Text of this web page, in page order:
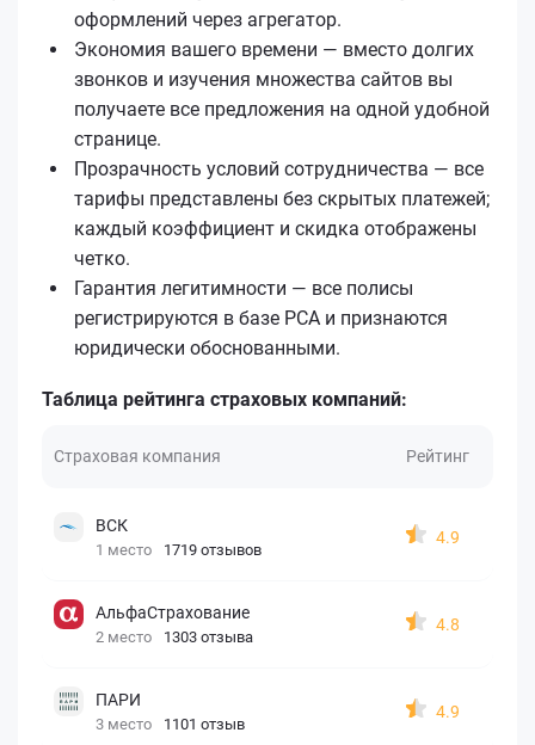
оформлений через агрегатор.
Экономия вашего времени — вместо долгих
звонков и изучения множества сайтов вы
получаете все предложения на одной удобной
странице.
Прозрачность условий сотрудничества — все
тарифы представлены без скрытых платежей;
каждый коэффициент и скидка отображены
четко.
Гарантия легитимности — все полисы
регистрируются в базе РСА и признаются
юридически обоснованными.
Таблица рейтинга страховых компаний:
Страховая компания Рейтинг
ВСК
1 место 1719 отзывов
4.9
АльфаСтрахование
2 место 1303 отзыва
4.8
ПАРИ
3 место 1101 отзыв
4.9